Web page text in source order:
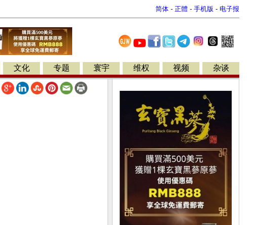
简体 - 正體 - 手机版 - 电子报
文化 专题 寰宇 维权 视频 杂谈